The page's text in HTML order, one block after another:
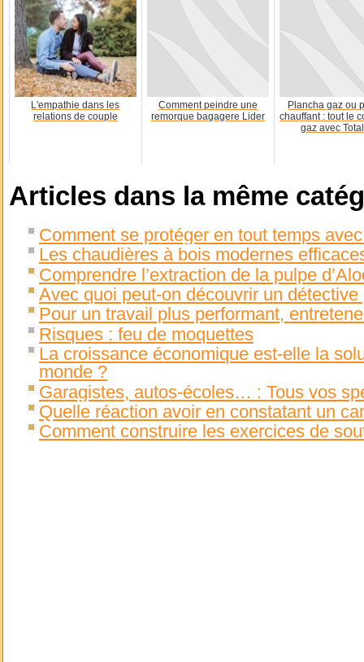
L'empathie dans les
relations de couple
Comment peindre une
remorque bagagere Lider
Plancha gaz ou
chauffant : tout le
gaz avec
Articles dans la même
Comment se protéger en tout temps
Les chaudières à bois modernes
Comprendre l’extraction de la pulpe
Avec quoi peut-on découvrir un détective
Pour un travail plus performant,
Risques : feu de moquettes
La croissance économique est-elle la
monde ?
Garagistes, autos-écoles… : Tous vos
Quelle réaction avoir en constatant un
Comment construire les exercices de